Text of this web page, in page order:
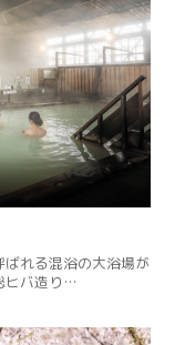
ばれる混浴の大浴場が
ヒバ造り…